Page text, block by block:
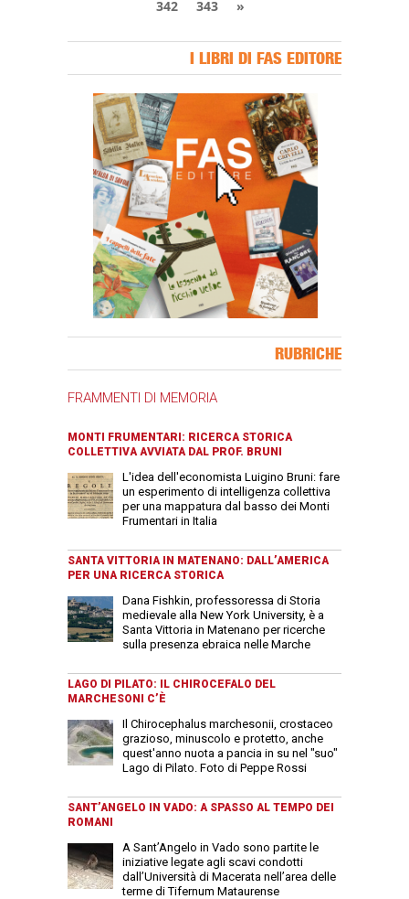
342 343 »
I LIBRI DI FAS EDITORE
RUBRICHE
FRAMMENTI DI MEMORIA
MONTI FRUMENTARI: RICERCA STORICA
COLLETTIVA AVVIATA DAL PROF. BRUNI
L'idea dell'economista Luigino Bruni: fare
un esperimento di intelligenza collettiva
per una mappatura dal basso dei Monti
Frumentari in Italia
SANTA VITTORIA IN MATENANO: DALL’AMERICA
PER UNA RICERCA STORICA
Dana Fishkin, professoressa di Storia
medievale alla New York University, è a
Santa Vittoria in Matenano per ricerche
sulla presenza ebraica nelle Marche
LAGO DI PILATO: IL CHIROCEFALO DEL
MARCHESONI C’È
Il Chirocephalus marchesonii, crostaceo
grazioso, minuscolo e protetto, anche
quest'anno nuota a pancia in su nel "suo"
Lago di Pilato. Foto di Peppe Rossi
SANT’ANGELO IN VADO: A SPASSO AL TEMPO DEI
ROMANI
A Sant’Angelo in Vado sono partite le
iniziative legate agli scavi condotti
dall’Università di Macerata nell’area delle
terme di Tifernum Mataurense